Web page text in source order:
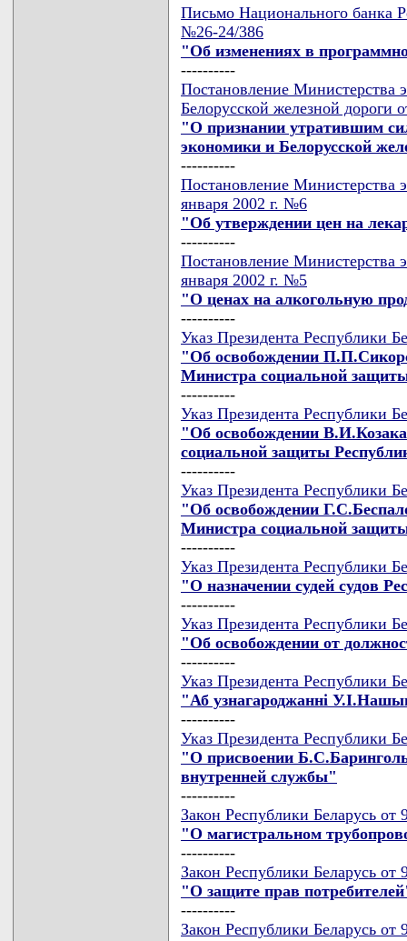
Письмо Национального банка
№26-24/386
"Об изменениях в
----------
Постановление Министерства
Белорусской железной дороги
"О признании утратившим
экономики и Белорусской
----------
Постановление Министерства
января 2002 г. №6
"Об утверждении цен на
----------
Постановление Министерства
января 2002 г. №5
"О ценах на алкогольную
----------
Указ Президента Республики
"Об освобождении
Министра социальной
----------
Указ Президента Республики
"Об освобождении
социальной защиты
----------
Указ Президента Республики
"Об освобождении
Министра социальной
----------
Указ Президента Республики
"О назначении судей судов
----------
Указ Президента Республики
"Об освобождении от
----------
Указ Президента Республики
"Аб узнагароджаннi
----------
Указ Президента Республики
"О присвоении
внутренней службы"
----------
Закон Республики Беларусь от
"О магистральном
----------
Закон Республики Беларусь от
"О защите прав
----------
Закон Республики Беларусь от